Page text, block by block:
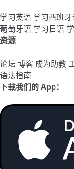
学习英语 学习西班牙
葡萄牙语 学习日语
资源
论坛 博客 成为助教
语法指南
下载我们的 App：